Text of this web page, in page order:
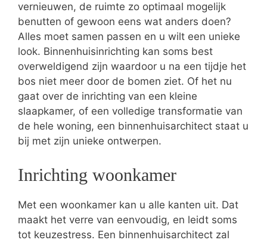
vernieuwen, de ruimte zo optimaal mogelijk
benutten of gewoon eens wat anders doen?
Alles moet samen passen en u wilt een unieke
look. Binnenhuisinrichting kan soms best
overweldigend zijn waardoor u na een tijdje het
bos niet meer door de bomen ziet. Of het nu
gaat over de inrichting van een kleine
slaapkamer, of een volledige transformatie van
de hele woning, een binnenhuisarchitect staat u
bij met zijn unieke ontwerpen.
Inrichting woonkamer
Met een woonkamer kan u alle kanten uit. Dat
maakt het verre van eenvoudig, en leidt soms
tot keuzestress. Een binnenhuisarchitect zal